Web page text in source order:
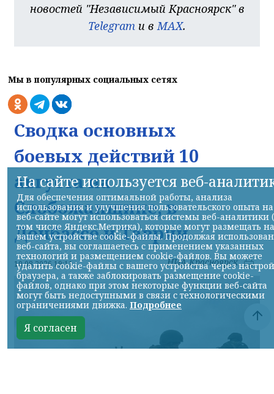
новостей "Независимый Красноярск" в
Telegram и вMAX.
Мы в популярных социальных сетях
Сводка основных
боевых действий 10
августа на
Слобожанщине, в
Донбассе и Таврии
10.08.2026 19:11 НИА-Красноярск
На сайте используется веб-
Для обеспечения оптимальной работы, анализа
использования и улучшения пользовательского опыта на
веб-сайте могут использоваться системы веб-аналитики
том числе Яндекс.Метрика), которые могут размещать на
вашем устройстве cookie-файлы. Продолжая
веб-сайта, вы соглашаетесь с применением указанных
технологий и размещением cookie-файлов. Вы можете
удалить cookie-файлы с вашего устройства через
браузера, а также заблокировать размещение cookie-
файлов, однако при этом некоторые функции веб-сайта
могут быть недоступными в связи с технологическими
ограничениями движка. Подробнее
Я согласен